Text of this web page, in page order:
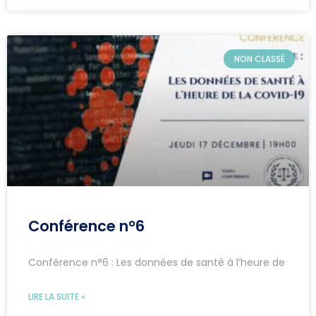
NON CLASSÉ
Conférence n°6
Conférence n°6 : Les données de santé à l’heure de
LIRE LA SUITE »